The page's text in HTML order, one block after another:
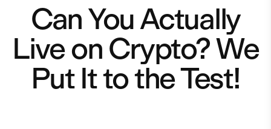
Can You Actually
Live on Crypto? We
Put It to the Test!